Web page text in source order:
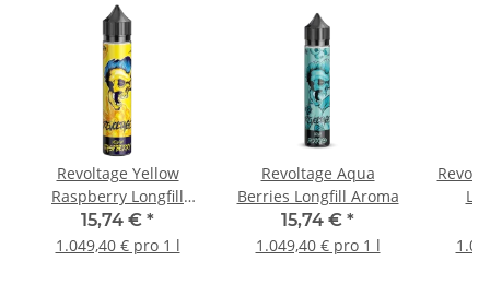
Revoltage Yellow
Raspberry Longfill
Aroma
15,74 € *
1.049,40 € pro 1 l
Revoltage Aqua
Berries Longfill Aroma
15,74 € *
1.049,40 € pro 1 l